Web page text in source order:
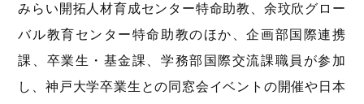
みらい開拓人材育成センター特命助教、余玟欣グロー
バル教育センター特命助教のほか、企画部国際連携
課、卒業生・基金課、学務部国際交流課職員が参加
し、神戸大学卒業生との同窓会イベントの開催や日本